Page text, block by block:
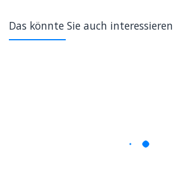
Das könnte Sie auch interessieren